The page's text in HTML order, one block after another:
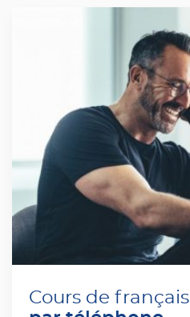
Cours de français